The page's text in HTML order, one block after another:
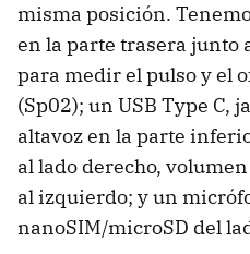
misma posición.
en la parte trasera junto
para medir el pulso y el
(Sp02); un USB Type C,
altavoz en la parte
al lado derecho,
al izquierdo; y un
nanoSIM/microSD del